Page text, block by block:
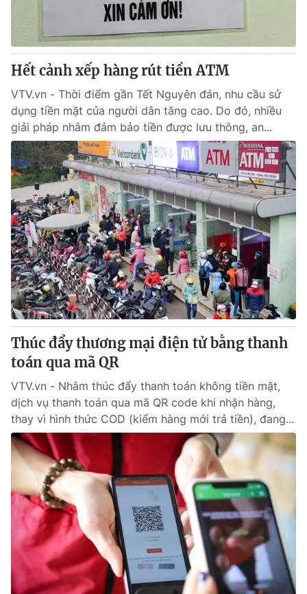
Thị trường
Tư vấn
Chuyên mục khác
Emagazine Podcast
Photo Infographic
Video Shorts video
VTV Money VTV Thể thao
VTV Sức khoẻ Bất động sản
Thị trường 24h Tấm lòng Việt
VTV4 Vươn mình bằng AI
Liên hệ tòa soạn English
THỜI BÁO VTV
Theo dõi báo trên
Cơ quan chủ quản:
Đài Truyền hình Việt Nam
Cơ quan báo chí: Thời báo VTV
Hết cảnh xếp hàng rút tiền ATM
VTV.vn - Thời điểm gần Tết Nguyên đán, nhu cầu sử
dụng tiền mặt của người dân tăng cao. Do đó, nhiều
giải pháp nhằm đảm bảo tiền được lưu thông, an...
Thúc đẩy thương mại điện tử bằng thanh
toán qua mã QR
VTV.vn - Nhằm thúc đẩy thanh toán không tiền mặt,
dịch vụ thanh toán qua mã QR code khi nhận hàng,
thay vì hình thức COD (kiểm hàng mới trả tiền), đang...